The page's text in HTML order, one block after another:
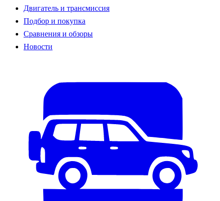
Двигатель и трансмиссия
Подбор и покупка
Сравнения и обзоры
Новости